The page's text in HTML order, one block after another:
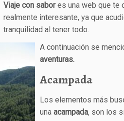
Viaje con sabores una web que te
realmente interesante, ya que
tranquilidad al tener todo.
A continuación se
aventuras.
Acampada
Los elementos más
una acampada, son los